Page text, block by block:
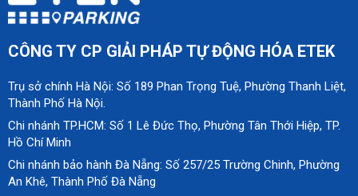
CÔNG TY CP GIẢI PHÁP TỰ ĐỘNG HÓA ETEK
Trụ sở chính Hà Nội: Số 189 Phan Trọng Tuệ, Phường Thanh Liệt,
Thành Phố Hà Nội.
Chi nhánh TP.HCM: Số 1 Lê Đức Thọ, Phường Tân Thới Hiệp, TP.
Hồ Chí Minh
Chi nhánh bảo hành Đà Nẵng: Số 257/25 Trường Chinh, Phường
An Khê, Thành Phố Đà Nẵng